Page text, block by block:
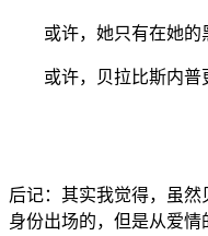
或许，她只有在她的黑
或许，贝拉比斯内普更
后记：其实我觉得，虽
身份出场的，但是从爱